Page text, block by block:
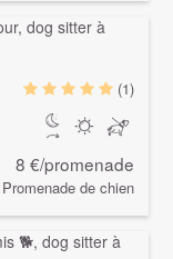
(1)
8 €/promenade
Promenade de chien